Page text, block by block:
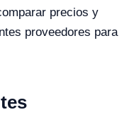
precios y
proveedores para